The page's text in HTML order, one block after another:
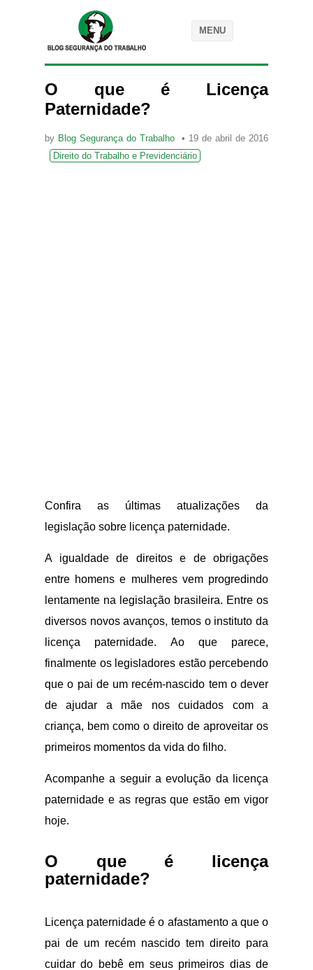
MENU
O que é Licença
Paternidade?
by Blog Segurança do Trabalho
19 de abril de 2016
Direito do Trabalho e Previdenciário
Confira as últimas atualizações da
legislação sobre licença paternidade.
A igualdade de direitos e de obrigações
entre homens e mulheres vem progredindo
lentamente na legislação brasileira. Entre os
diversos novos avanços, temos o instituto da
licença paternidade. Ao que parece,
finalmente os legisladores estão percebendo
que o pai de um recém-nascido tem o dever
de ajudar a mãe nos cuidados com a
criança, bem como o direito de aproveitar os
primeiros momentos da vida do filho.
Acompanhe a seguir a evolução da licença
paternidade e as regras que estão em vigor
hoje.
O que é licença
paternidade?
Licença paternidade é o afastamento a que o
pai de um recém nascido tem direito para
cuidar do bebê em seus primeiros dias de